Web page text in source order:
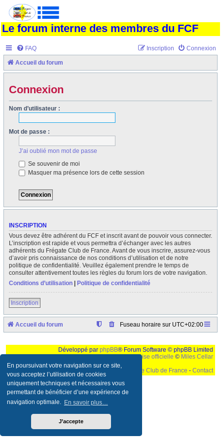
En poursuivant votre navigation sur ce site,
vous acceptez l’utilisation de cookies
uniquement techniques et nécessaires vous
permettant de bénéficier d’une expérience de
navigation optimale. En savoir plus…
J’accepte
Le forum interne des membres du FCF
FAQ Connexion
Inscription
Accueil du forum
Connexion
Nom d’utilisateur :
Mot de passe :
J’ai oublié mon mot de passe
Se souvenir de moi
Masquer ma présence lors de cette session
INSCRIPTION
Vous devez être adhérent du FCF et inscrit avant de pouvoir vous connecter.
L’inscription est rapide et vous permettra d’échanger avec les autres
adhérents du Frégate Club de France. Avant de vous inscrire, assurez-vous
d’avoir pris connaissance de nos conditions d’utilisation et de notre
politique de confidentialité. Veuillez également prendre le temps de
consulter attentivement toutes les règles du forum lors de votre navigation.
Conditions d’utilisation
Politique de confidentialité
Inscription
Accueil du forum Fuseau horaire sur UTC+02:00
Développé par phpBB® Forum Software © phpBB Limited
Traduction française officielle © Miles Cellar
Le Frégate Club de France - Contact
Ceci est un texte de remplissage qui n'a pour but que forcer l'elargissement de la div page...
Ben oui, quand on veut pas d'un "site optimise pour une resolution de 1024x768 et
parametres d'affichage pas defaut de votre navigateur" faut bien trouver des paliatifs !